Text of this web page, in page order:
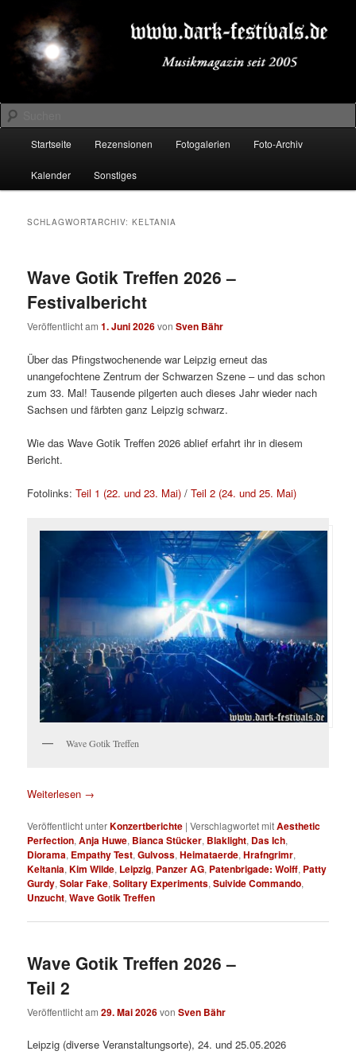
primären
Inhalt
springen
sekundären
Inhalt
springenDARK-FESTIVALS.DE
Suchen
Startseite Rezensionen Fotogalerien Foto-Archiv
Kalender Sonstiges
SCHLAGWORTARCHIV:KELTANIA
Wave Gotik Treffen 2026 –
Festivalbericht
Veröffentlicht am1. Juni 2026vonSven Bähr
Über das Pfingstwochenende war Leipzig erneut das
unangefochtene Zentrum der Schwarzen Szene – und das schon
zum 33. Mal! Tausende pilgerten auch dieses Jahr wieder nach
Sachsen und färbten ganz Leipzig schwarz.
Wie das Wave Gotik Treffen 2026 ablief erfahrt ihr in diesem
Bericht.
Fotolinks:Teil 1 (22. und 23. Mai) /Teil 2 (24. und 25. Mai)
Wave Gotik Treffen
Weiterlesen →
Veröffentlicht unterKonzertberichte |Verschlagwortet mitAesthetic
Perfection,Anja Huwe, Bianca Stücker, Blaklight, Das Ich,
Diorama, Empathy Test,Gulvoss,Heimataerde,Hrafngrimr,
Keltania,Kim Wilde, Leipzig, Panzer AG, Patenbrigade: Wolff, Patty
Gurdy,Solar Fake,Solitary Experiments,Suivide Commando,
Unzucht,Wave Gotik Treffen
Wave Gotik Treffen 2026 –
Teil 2
Veröffentlicht am29. Mai 2026vonSven Bähr
Leipzig (diverse Veranstaltungsorte), 24. und 25.05.2026